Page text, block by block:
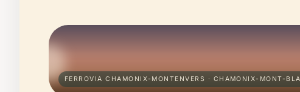
FERROVIA CHAMONIX-MONTENVERS · CHAMONIX-MONT-